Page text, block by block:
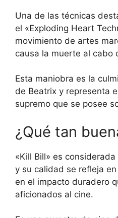
Una de las técnicas
el «Exploding Heart
movimiento de artes
causa la muerte al cabo
Esta maniobra es la
de Beatrix y representa
supremo que se posee
¿Qué tan
«Kill Bill» es
y su calidad se refleja
en el impacto duradero
aficionados al cine.